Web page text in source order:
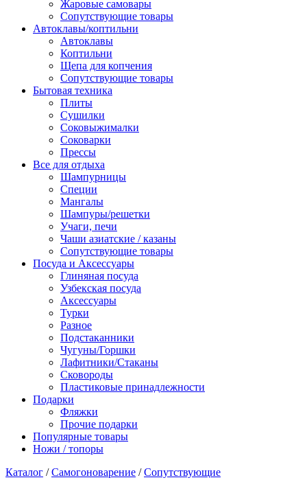
Жаровые самовары
Сопутствующие товары
Автоклавы/коптильни
Автоклавы
Коптильни
Щепа для копчения
Сопутствующие товары
Бытовая техника
Плиты
Сушилки
Соковыжималки
Соковарки
Прессы
Все для отдыха
Шампурницы
Специи
Мангалы
Шампуры/решетки
Учаги, печи
Чаши азиатские / казаны
Сопутствующие товары
Посуда и Аксессуары
Глиняная посуда
Узбекская посуда
Аксессуары
Турки
Разное
Подстаканники
Чугуны/Горшки
Лафитники/Стаканы
Сковороды
Пластиковые принадлежности
Подарки
Фляжки
Прочие подарки
Популярные товары
Ножи / топоры
Каталог /Самогоноварение /Сопутствующие